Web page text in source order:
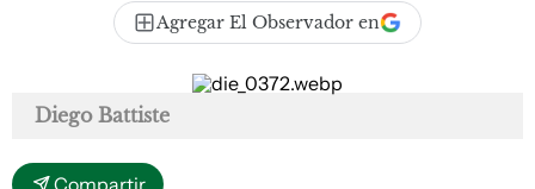
Agregar El Observador en
Diego Battiste
Compartir